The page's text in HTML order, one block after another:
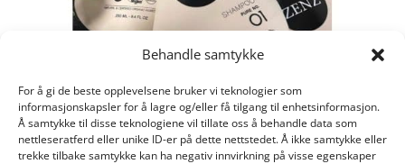
Behandle samtykke
For å gi de beste opplevelsene bruker vi teknologier som
informasjonskapsler for å lagre og/eller få tilgang til enhetsinformasjon.
Å samtykke til disse teknologiene vil tillate oss å behandle data som
nettleseratferd eller unike ID-er på dette nettstedet. Å ikke samtykke eller
trekke tilbake samtykke kan ha negativ innvirkning på visse egenskaper